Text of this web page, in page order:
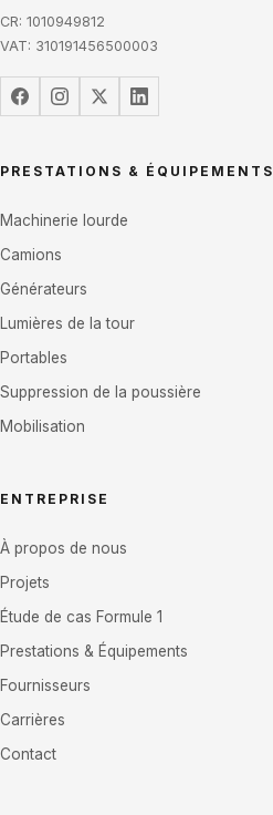
CR: 1010949812
VAT: 310191456500003
PRESTATIONS & ÉQUIPEMENTS
Machinerie lourde
Camions
Générateurs
Lumières de la tour
Portables
Suppression de la poussière
Mobilisation
ENTREPRISE
À propos de nous
Projets
Étude de cas Formule 1
Prestations & Équipements
Fournisseurs
Carrières
Contact